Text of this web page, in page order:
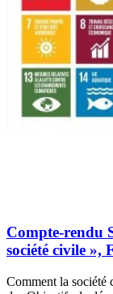
Compte-rendu
société civile »,
Comment la société